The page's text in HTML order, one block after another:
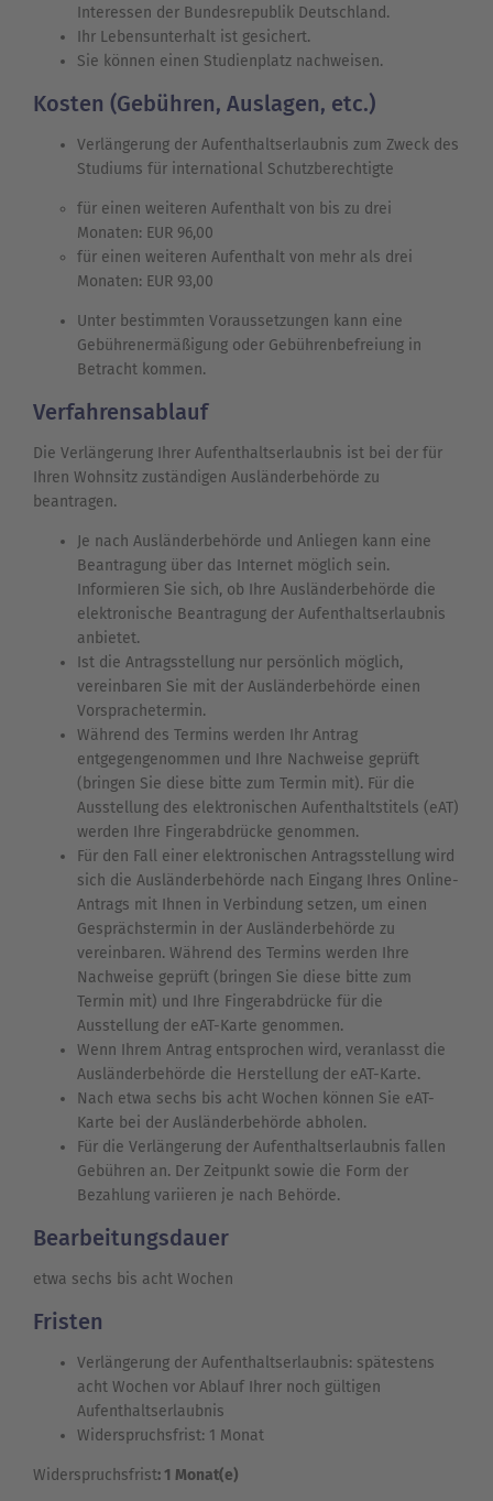
Interessen der Bundesrepublik Deutschland.
Ihr Lebensunterhalt ist gesichert.
Sie können einen Studienplatz nachweisen.
Kosten (Gebühren, Auslagen, etc.)
Verlängerung der Aufenthaltserlaubnis zum Zweck des
Studiums für international Schutzberechtigte
für einen weiteren Aufenthalt von bis zu drei
Monaten: EUR 96,00
für einen weiteren Aufenthalt von mehr als drei
Monaten: EUR 93,00
Unter bestimmten Voraussetzungen kann eine
Gebührenermäßigung oder Gebührenbefreiung in
Betracht kommen.
Verfahrensablauf
Die Verlängerung Ihrer Aufenthaltserlaubnis ist bei der für
Ihren Wohnsitz zuständigen Ausländerbehörde zu
beantragen.
Je nach Ausländerbehörde und Anliegen kann eine
Beantragung über das Internet möglich sein.
Informieren Sie sich, ob Ihre Ausländerbehörde die
elektronische Beantragung der Aufenthaltserlaubnis
anbietet.
Ist die Antragsstellung nur persönlich möglich,
vereinbaren Sie mit der Ausländerbehörde einen
Vorsprachetermin.
Während des Termins werden Ihr Antrag
entgegengenommen und Ihre Nachweise geprüft
(bringen Sie diese bitte zum Termin mit). Für die
Ausstellung des elektronischen Aufenthaltstitels (eAT)
werden Ihre Fingerabdrücke genommen.
Für den Fall einer elektronischen Antragsstellung wird
sich die Ausländerbehörde nach Eingang Ihres Online-
Antrags mit Ihnen in Verbindung setzen, um einen
Gesprächstermin in der Ausländerbehörde zu
vereinbaren. Während des Termins werden Ihre
Nachweise geprüft (bringen Sie diese bitte zum
Termin mit) und Ihre Fingerabdrücke für die
Ausstellung der eAT-Karte genommen.
Wenn Ihrem Antrag entsprochen wird, veranlasst die
Ausländerbehörde die Herstellung der eAT-Karte.
Nach etwa sechs bis acht Wochen können Sie eAT-
Karte bei der Ausländerbehörde abholen.
Für die Verlängerung der Aufenthaltserlaubnis fallen
Gebühren an. Der Zeitpunkt sowie die Form der
Bezahlung variieren je nach Behörde.
Bearbeitungsdauer
etwa sechs bis acht Wochen
Fristen
Verlängerung der Aufenthaltserlaubnis: spätestens
acht Wochen vor Ablauf Ihrer noch gültigen
Aufenthaltserlaubnis
Widerspruchsfrist: 1 Monat
Widerspruchsfrist: 1 Monat(e)